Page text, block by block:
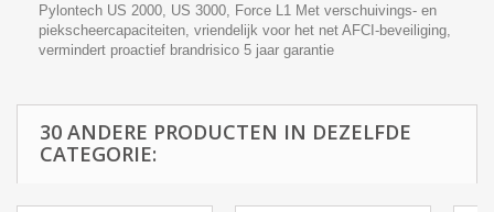
Pylontech US 2000, US 3000, Force L1 Met verschuivings- en
piekscheercapaciteiten, vriendelijk voor het net AFCI-beveiliging,
vermindert proactief brandrisico 5 jaar garantie
30 ANDERE PRODUCTEN IN DEZELFDE
CATEGORIE: